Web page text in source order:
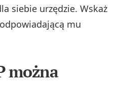
siebie urzędzie. Wskaż
mu
można